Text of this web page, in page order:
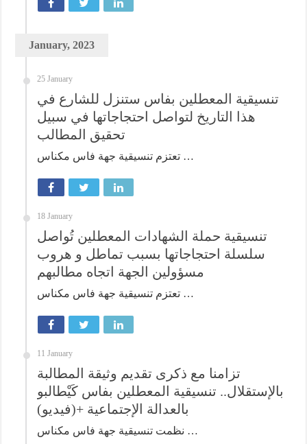
January, 2023
25 January
تنسيقية المعطلين بفاس ستنزل للشارع في
هذا التاريخ لتواصل احتجاجاتها في سبيل
تحقيق المطالب
تعتزم تنسيقية جهة فاس مكناس …
18 January
تنسيقية حملة الشهادات المعطلين تُواصل
سلسلة احتجاجاتها بسبب تماطل و هروب
مسؤولين الجهة اتجاه مطالبهم
تعتزم تنسيقية جهة فاس مكناس …
11 January
تزامنا مع ذكرى تقديم وثيقة المطالبة
بالإستقلال.. تنسيقية المعطلين بفاس كَيْطالبو
بالعدالة الإجتماعية +(فيديو)
نظمت تنسيقية جهة فاس مكناس …